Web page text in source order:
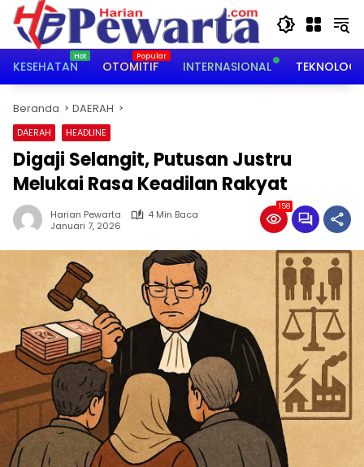
Langsung
konten
KESEHATAN
OTOMITIF INTERNASIONAL TEKNOLOGI
Beranda DAERAH
DAERAH HEADLINE
Digaji Selangit, Putusan Justru
Melukai Rasa Keadilan Rakyat
Harian Pewarta
4 Min Baca
Januari 7, 2026
158